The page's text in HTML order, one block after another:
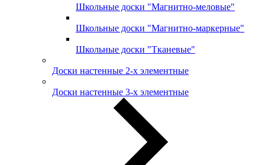
Школьные доски "Магнитно-меловые"
Школьные доски "Магнитно-маркерные"
Школьные доски "Тканевые"
Доски настенные 2-х элементные
Доски настенные 3-х элементные